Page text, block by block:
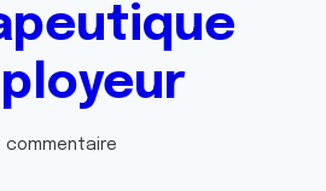
1 commentaire